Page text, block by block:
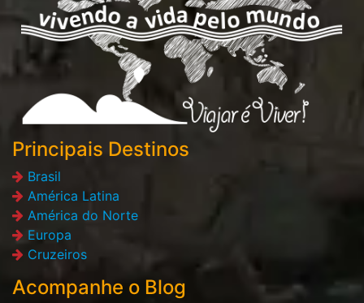
Principais Destinos
Brasil
América Latina
América do Norte
Europa
Cruzeiros
Acompanhe o Blog